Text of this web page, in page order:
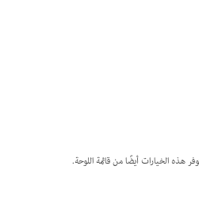
هذه الخيارات أيضًا من قائمة اللوحة.